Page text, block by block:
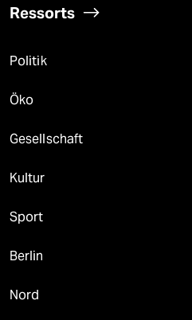
Ressorts
Politik
Öko
Gesellschaft
Kultur
Sport
Berlin
Nord